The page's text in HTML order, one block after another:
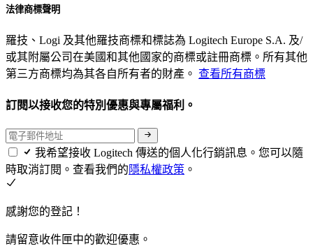
法律商標聲明
羅技、Logi 及其他羅技商標和標誌為 Logitech Europe S.A. 及/
或其附屬公司在美國和其他國家的商標或註冊商標。所有其他
第三方商標均為其各自所有者的財產。 查看所有商標
訂閱以接收您的特別優惠與專屬福利。
我希望接收 Logitech 傳送的個人化行銷訊息。您可以隨
時取消訂閱。查看我們的隱私權政策 。
感謝您的登記！
請留意收件匣中的歡迎優惠。